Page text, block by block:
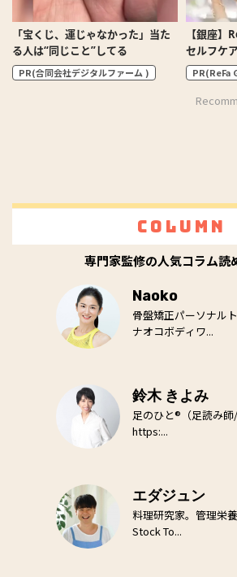
「宝くじ、運じゃなかった」当た
る人は“同じこと”してる
PR(合同会社デジタルファーム )
【銀座】
セルフケ
PR(ReFa
Column
専門家監修の人気コラム読
Naoko
骨盤矯正パーソナル
ナオコボディワ...
鈴木 きよみ
足のひと®（足読み師/
https:...
エダジュン
料理研究家。管理栄
Stock To...